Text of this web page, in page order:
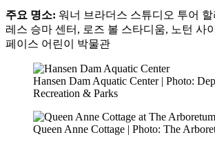
주요 명소: 워너 브라더스 스튜디오 투어
레스 승마 센터, 로즈 볼 스타디움, 노턴 사
페이스 어린이 박물관
Hansen Dam Aquatic Center | Photo:
Recreation & Parks
Queen Anne Cottage | Photo: The